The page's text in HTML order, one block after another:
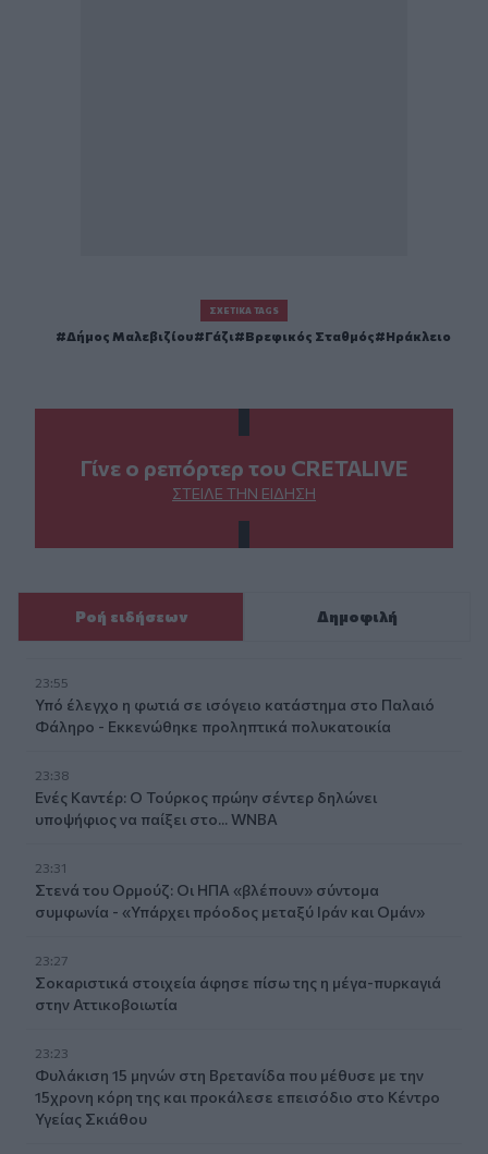
ΣΧΕΤΙΚΆ TAGS
Δήμος Μαλεβιζίου Γάζι Βρεφικός Σταθμός Ηράκλειο
Γίνε ο ρεπόρτερ του CRETALIVE
ΣΤΕΊΛΕ ΤΗΝ ΕΊΔΗΣΗ
Ροή ειδήσεων Δημοφιλή
23:55
Υπό έλεγχο η φωτιά σε ισόγειο κατάστημα στο Παλαιό
Φάληρο - Εκκενώθηκε προληπτικά πολυκατοικία
23:38
Ενές Καντέρ: Ο Τούρκος πρώην σέντερ δηλώνει
υποψήφιος να παίξει στο... WNBA
23:31
Στενά του Ορμούζ: Οι ΗΠΑ «βλέπουν» σύντομα
συμφωνία - «Υπάρχει πρόοδος μεταξύ Ιράν και Ομάν»
23:27
Σοκαριστικά στοιχεία άφησε πίσω της η μέγα-πυρκαγιά
στην Αττικοβοιωτία
23:23
Φυλάκιση 15 μηνών στη Βρετανίδα που μέθυσε με την
15χρονη κόρη της και προκάλεσε επεισόδιο στο Κέντρο
Υγείας Σκιάθου